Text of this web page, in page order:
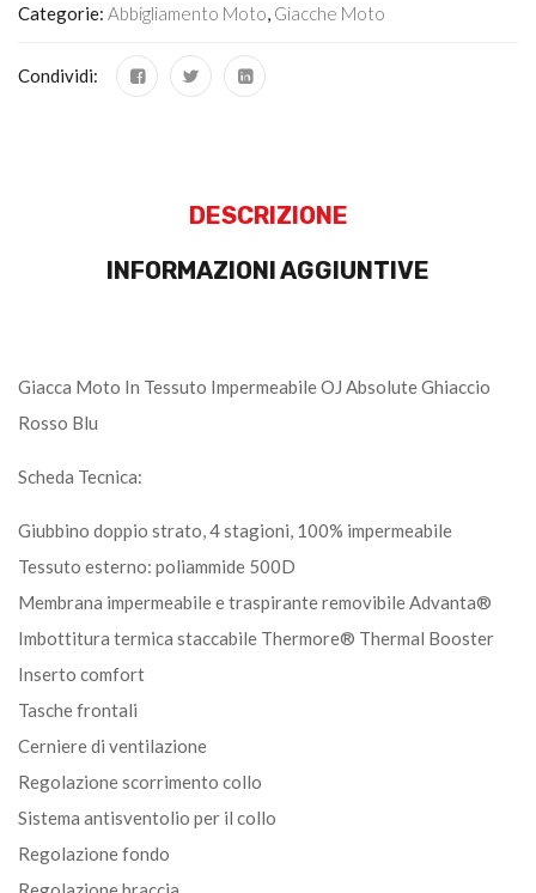
Categorie: Abbigliamento Moto, Giacche Moto
Condividi:
DESCRIZIONE
INFORMAZIONI AGGIUNTIVE
Giacca Moto In Tessuto Impermeabile OJ Absolute Ghiaccio
Rosso Blu
Scheda Tecnica:
Giubbino doppio strato, 4 stagioni, 100% impermeabile
Tessuto esterno: poliammide 500D
Membrana impermeabile e traspirante removibile Advanta®
Imbottitura termica staccabile Thermore® Thermal Booster
Inserto comfort
Tasche frontali
Cerniere di ventilazione
Regolazione scorrimento collo
Sistema antisventolio per il collo
Regolazione fondo